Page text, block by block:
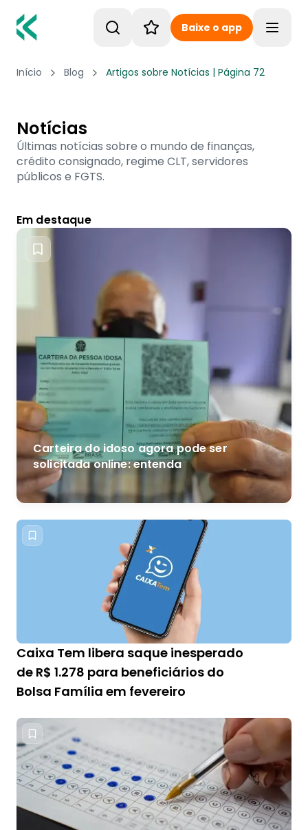
Baixe o app
Início Blog Artigos sobre Notícias | Página 72
Notícias
Últimas notícias sobre o mundo de finanças,
crédito consignado, regime CLT, servidores
públicos e FGTS.
Em destaque
Carteira do idoso agora pode ser
solicitada online: entenda
Caixa Tem libera saque inesperado
de R$ 1.278 para beneficiários do
Bolsa Família em fevereiro